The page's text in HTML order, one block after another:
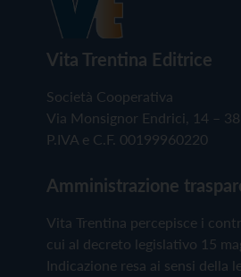
Vita Trentina Editrice
Società Cooperativa
Via Monsignor Endrici, 14 –
P.IVA e C.F. 00199960220
Amministrazione
Vita Trentina percepisce i
cui al decreto legislativo 15
Indicazione resa ai sensi della